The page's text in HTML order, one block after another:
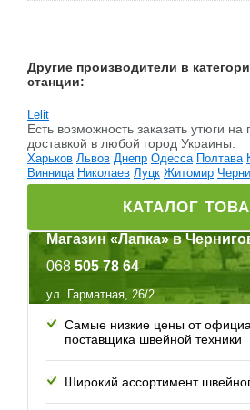
Другие производители в
станции:
Lelit
Есть возможность заказать утюги
доставкой в любой город Украины:
Харьков Львов Днепр Одесса Полтава
Винница Николаев Луцк Житомир
КАТАЛОГ
Магазин «Лапка» в
068 505 78 64
ул. Гарматная, 26/2
Самые низкие цены от
поставщика швейной техники
Широкий ассортимент